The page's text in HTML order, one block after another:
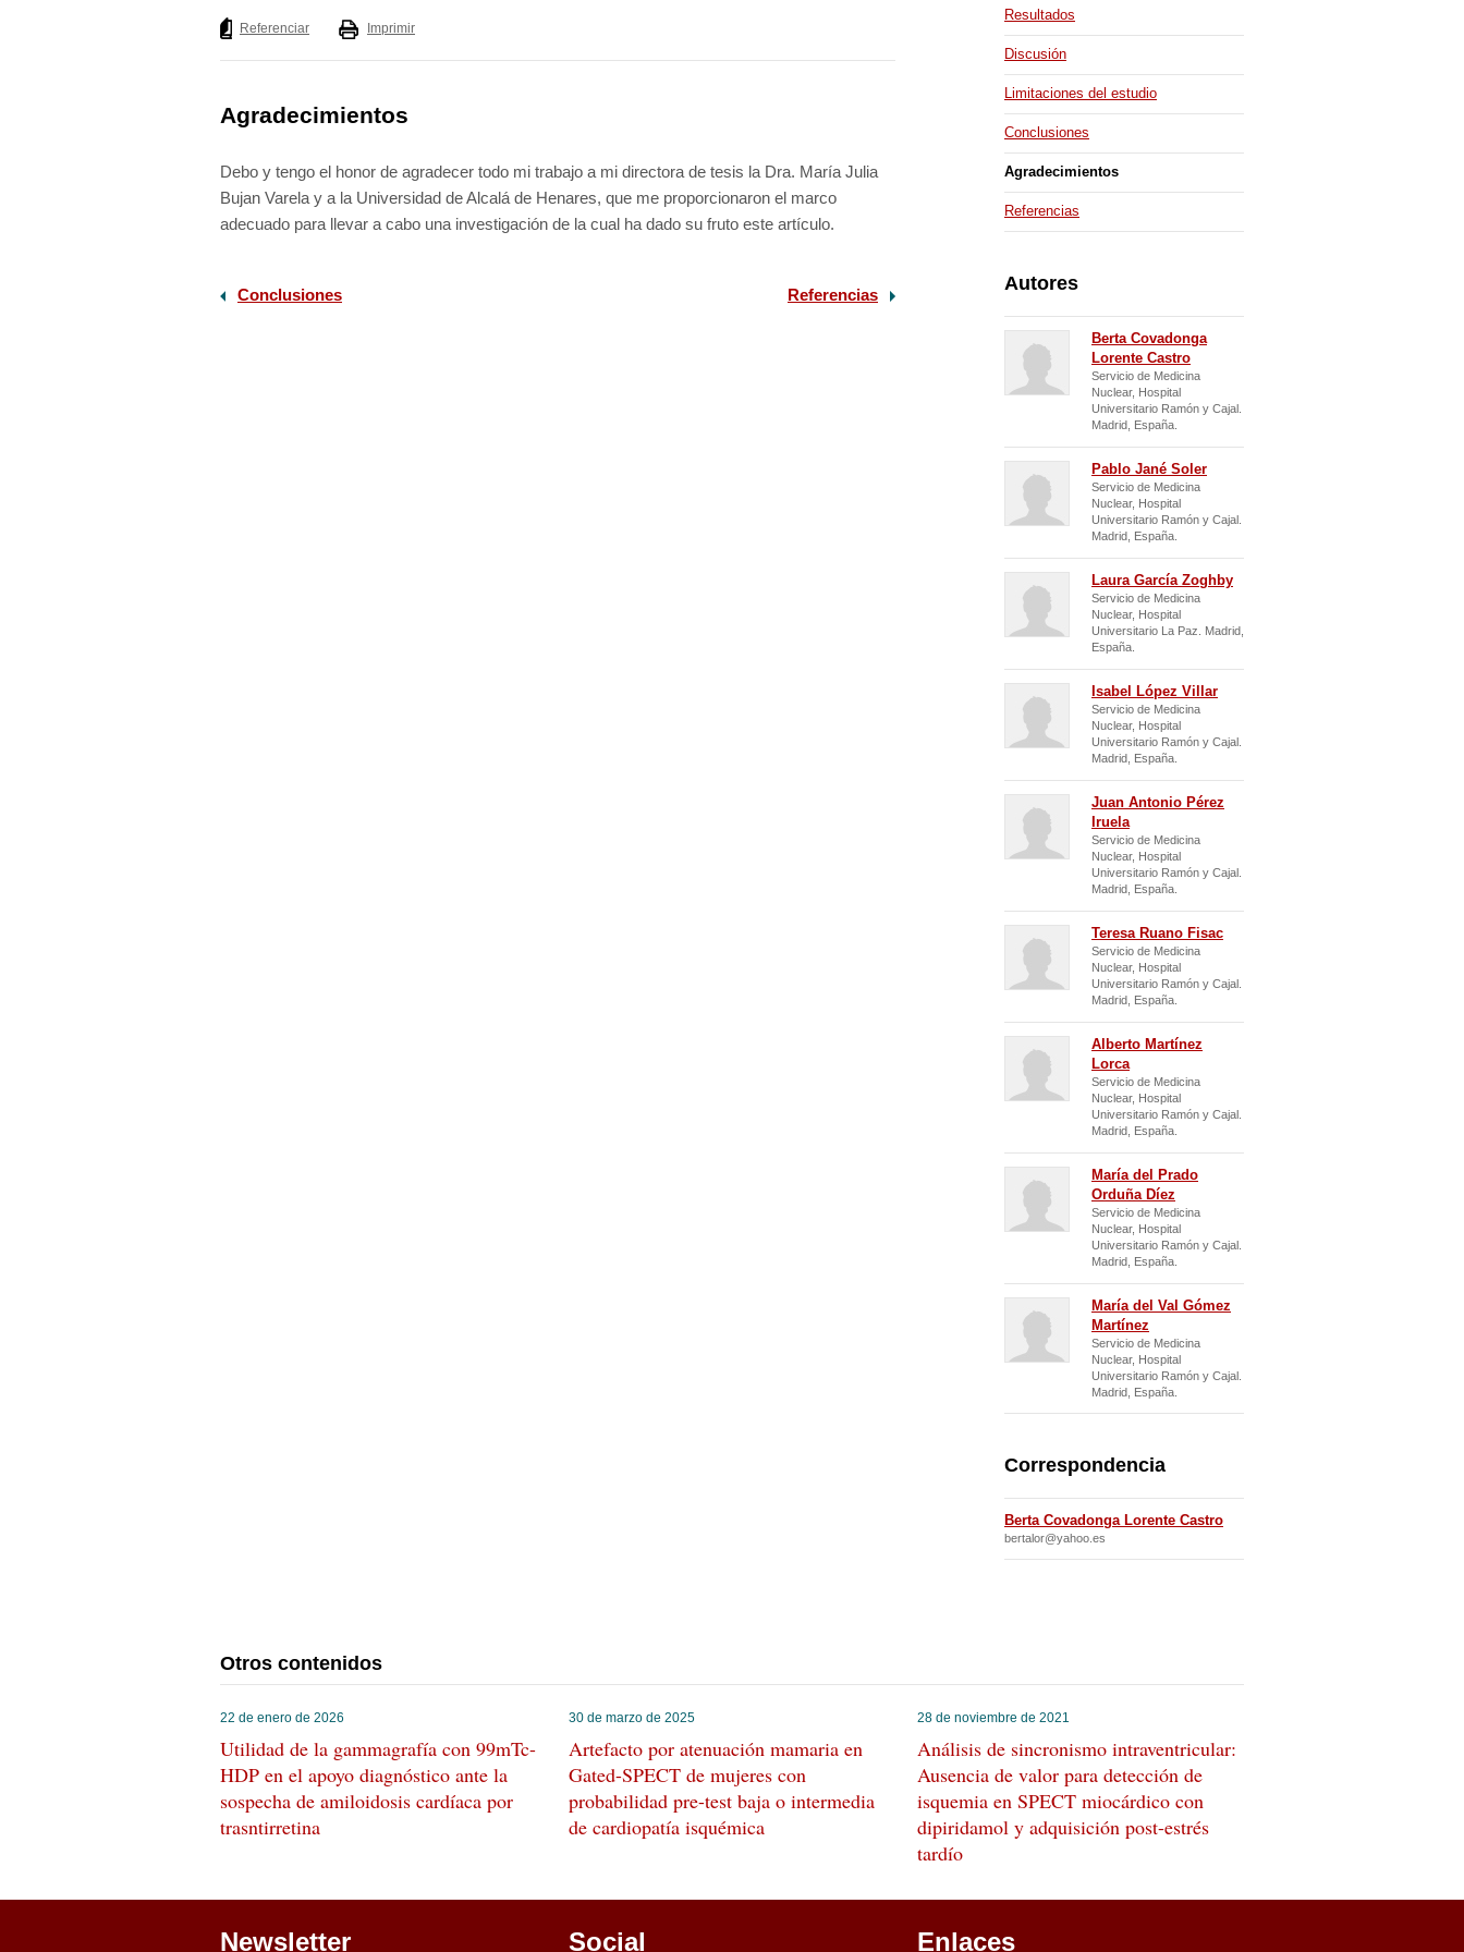
Listado completo
Referenciar Imprimir
Agradecimientos
Debo y tengo el honor de agradecer todo mi trabajo a mi directora de tesis la Dra. María Julia
Bujan Varela y a la Universidad de Alcalá de Henares, que me proporcionaron el marco
adecuado para llevar a cabo una investigación de la cual ha dado su fruto este artículo.
Conclusiones Referencias
Resultados
Discusión
Limitaciones del estudio
Conclusiones
Agradecimientos
Referencias
Autores
Berta Covadonga
Lorente Castro
Servicio de Medicina
Nuclear, Hospital
Universitario Ramón y Cajal.
Madrid, España.
Pablo Jané Soler
Servicio de Medicina
Nuclear, Hospital
Universitario Ramón y Cajal.
Madrid, España.
Laura García Zoghby
Servicio de Medicina
Nuclear, Hospital
Universitario La Paz. Madrid,
España.
Isabel López Villar
Servicio de Medicina
Nuclear, Hospital
Universitario Ramón y Cajal.
Madrid, España.
Juan Antonio Pérez
Iruela
Servicio de Medicina
Nuclear, Hospital
Universitario Ramón y Cajal.
Madrid, España.
Teresa Ruano Fisac
Servicio de Medicina
Nuclear, Hospital
Universitario Ramón y Cajal.
Madrid, España.
Alberto Martínez
Lorca
Servicio de Medicina
Nuclear, Hospital
Universitario Ramón y Cajal.
Madrid, España.
María del Prado
Orduña Díez
Servicio de Medicina
Nuclear, Hospital
Universitario Ramón y Cajal.
Madrid, España.
María del Val Gómez
Martínez
Servicio de Medicina
Nuclear, Hospital
Universitario Ramón y Cajal.
Madrid, España.
Correspondencia
Berta Covadonga Lorente Castro
bertalor@yahoo.es
Otros contenidos
22 de enero de 2026
Utilidad de la gammagrafía con 99mTc-
HDP en el apoyo diagnóstico ante la
sospecha de amiloidosis cardíaca por
trasntirretina
30 de marzo de 2025
Artefacto por atenuación mamaria en
Gated-SPECT de mujeres con
probabilidad pre-test baja o intermedia
de cardiopatía isquémica
28 de noviembre de 2021
Análisis de sincronismo intraventricular:
Ausencia de valor para detección de
isquemia en SPECT miocárdico con
dipiridamol y adquisición post-estrés
tardío
Newsletter Social Enlaces